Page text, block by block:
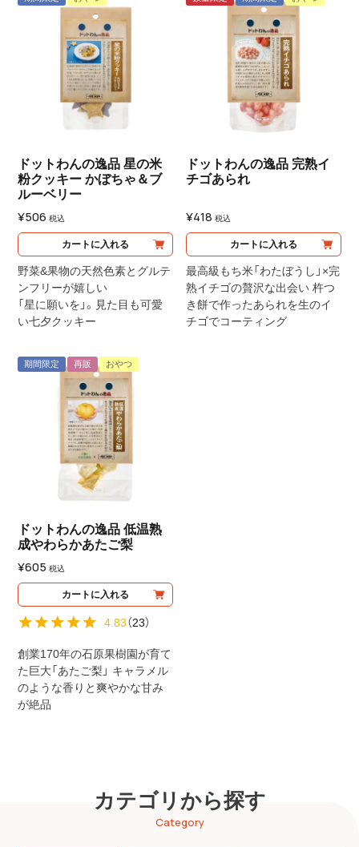
ドットわんの逸品 星の米
粉クッキー かぼちゃ＆ブ
ルーベリー
¥506 税込
カートに入れる
野菜&果物の天然色素とグルテ
ンフリーが嬉しい
「星に願いを」。見た目も可愛
い七夕クッキー
ドットわんの逸品 完熟イ
チゴあられ
¥418 税込
カートに入れる
最高級もち米「わたぼうし」×完
熟イチゴの贅沢な出会い 杵つ
き餅で作ったあられを生のイ
チゴでコーティング
期間限定 再販 おやつ
ドットわんの逸品 低温熟
成やわらかあたご梨
¥605 税込
カートに入れる
4.83（23）
創業170年の石原果樹園が育て
た巨大「あたご梨」 キャラメル
のような香りと爽やかな甘み
が絶品
カテゴリから探す
Category